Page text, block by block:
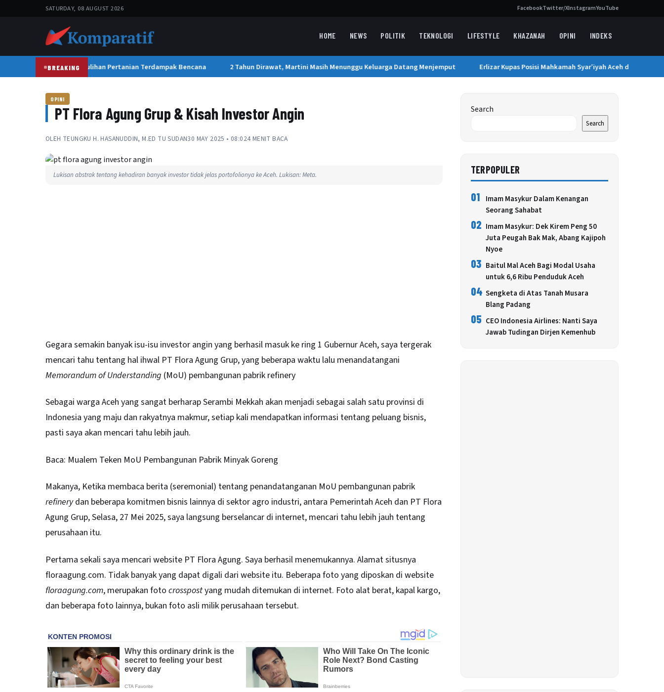
SATURDAY, 08 AUGUST 2026 FacebookTwitter/XInstagramYouTube
HOME NEWS POLITIK TEKNOLOGI LIFESTYLE KHAZANAH OPINI INDEKS
BREAKING
Satgas PRR Kebut Pemulihan Pertanian Terdampak Bencana 2 Tahun Dirawat, Martini Masih Menunggu Keluarga Datang Menjemput Erlizar Kupas Posisi Mahkamah Syar’iyah Aceh di Sistem
OPINI
PT Flora Agung Grup & Kisah Investor Angin
OLEH TEUNGKU H. HASANUDDIN, M.ED TU SUDAN30 MAY 2025 • 08:024 MENIT BACA
Lukisan abstrak tentang kehadiran banyak investor tidak jelas portofolionya ke Aceh. Lukisan: Meta.
Gegara semakin banyak isu-isu investor angin yang berhasil masuk ke ring 1 Gubernur Aceh, saya tergerak
mencari tahu tentang hal ihwal PT Flora Agung Grup, yang beberapa waktu lalu menandatangani
Memorandum of Understanding (MoU) pembangunan pabrik refinery
Sebagai warga Aceh yang sangat berharap Serambi Mekkah akan menjadi sebagai salah satu provinsi di
Indonesia yang maju dan rakyatnya makmur, setiap kali mendapatkan informasi tentang peluang bisnis,
pasti saya akan mencari tahu lebih jauh.
Baca: Mualem Teken MoU Pembangunan Pabrik Minyak Goreng
Makanya, Ketika membaca berita (seremonial) tentang penandatanganan MoU pembangunan pabrik
refinerydan beberapa komitmen bisnis lainnya di sektor agro industri, antara Pemerintah Aceh dan PT Flora
Agung Grup, Selasa, 27 Mei 2025, saya langsung berselancar di internet, mencari tahu lebih jauh tentang
perusahaan itu.
Pertama sekali saya mencari website PT Flora Agung. Saya berhasil menemukannya. Alamat situsnya
floraagung.com. Tidak banyak yang dapat digali dari website itu. Beberapa foto yang diposkan di website
floraagung.com, merupakan foto crosspostyang mudah ditemukan di internet. Foto alat berat, kapal kargo,
dan beberapa foto lainnya, bukan foto asli milik perusahaan tersebut.
Search
Search
TERPOPULER
01
Imam Masykur Dalam Kenangan
Seorang Sahabat
02 Imam Masykur: Dek Kirem Peng 50
Juta Peugah Bak Mak, Abang Kajipoh
Nyoe
03 Baitul Mal Aceh Bagi Modal Usaha
untuk 6,6 Ribu Penduduk Aceh
04 Sengketa di Atas Tanah Musara
Blang Padang
05 CEO Indonesia Airlines: Nanti Saya
Jawab Tudingan Dirjen Kemenhub